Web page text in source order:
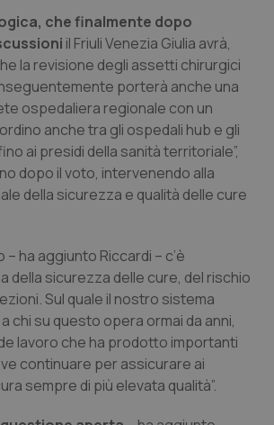
& impianti
& Testa Collo
che finalmente dopo
il Friuli Venezia Giulia avrà,
la revisione degli assetti chirurgici
porterà anche una
ospedaliera regionale con un
anche tra gli ospedali hub e gli
ai presidi della sanità territoriale”,
dopo il voto, intervenendo alla
della sicurezza e qualità delle cure
ha aggiunto Riccardi – c’è
della sicurezza delle cure, del rischio
Sul quale il nostro sistema
chi su questo opera ormai da anni,
lavoro che ha prodotto importanti
continuare per assicurare ai
sempre di più elevata qualità”.